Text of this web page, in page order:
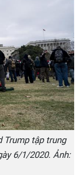
Trump tập trung
6/1/2020. Ảnh: